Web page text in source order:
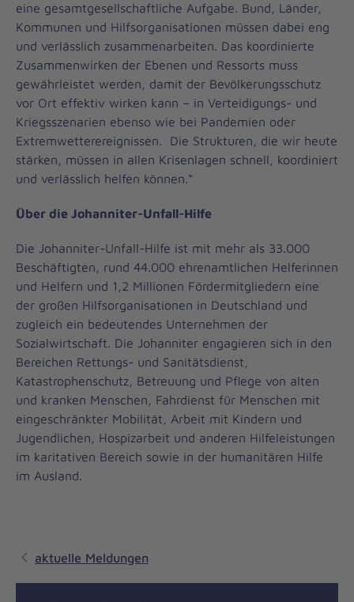
eine gesamtgesellschaftliche Aufgabe. Bund, Länder,
Kommunen und Hilfsorganisationen müssen dabei eng
und verlässlich zusammenarbeiten. Das koordinierte
Zusammenwirken der Ebenen und Ressorts muss
gewährleistet werden, damit der Bevölkerungsschutz
vor Ort effektiv wirken kann – in Verteidigungs- und
Kriegsszenarien ebenso wie bei Pandemien oder
Extremwetterereignissen. Die Strukturen, die wir heute
stärken, müssen in allen Krisenlagen schnell, koordiniert
und verlässlich helfen können.“
Über die Johanniter-Unfall-Hilfe
Die Johanniter-Unfall-Hilfe ist mit mehr als 33.000
Beschäftigten, rund 44.000 ehrenamtlichen Helferinnen
und Helfern und 1,2 Millionen Fördermitgliedern eine
der großen Hilfsorganisationen in Deutschland und
zugleich ein bedeutendes Unternehmen der
Sozialwirtschaft. Die Johanniter engagieren sich in den
Bereichen Rettungs- und Sanitätsdienst,
Katastrophenschutz, Betreuung und Pflege von alten
und kranken Menschen, Fahrdienst für Menschen mit
eingeschränkter Mobilität, Arbeit mit Kindern und
Jugendlichen, Hospizarbeit und anderen Hilfeleistungen
im karitativen Bereich sowie in der humanitären Hilfe
im Ausland.
aktuelle Meldungen